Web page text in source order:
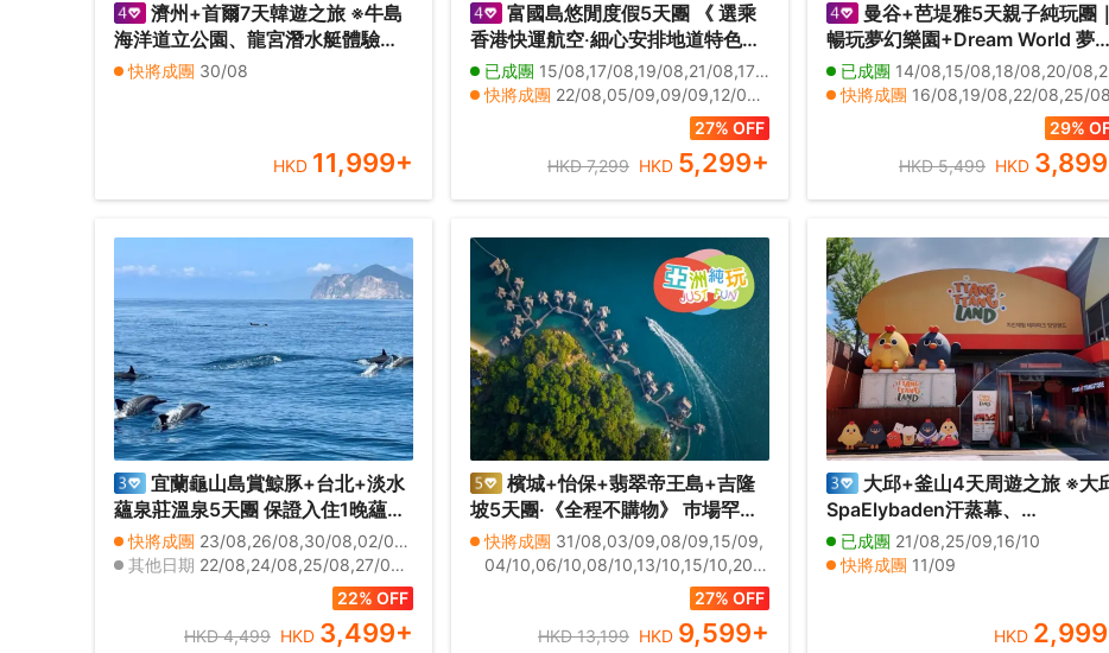
濟州+首爾7天韓遊之旅 ※牛島
海洋道立公園、龍宮潛水艇體驗、
金京淑向日葵農場、Kidzania兒童
快將成團 30/08
HKD 11,999+
富國島悠閒度假5天團 《 選乘
香港快運航空‧細心安排地道特色越
南美食 》
已成團 15/08,17/08,19/08,21/08,17/10
快將成團 22/08,05/09,09/09,12/09,16/09,19/09,23/09,26/09,07/10,10/10,14/10,21/10,24/10,28/10,31/10,06/11,13/11,20/11,27/11,11/12
27% OFF
HKD 7,299 HKD 5,299+
曼谷+芭堤雅5天親子純玩團｜
暢玩夢幻樂園+Dream World 夢幻
真雪城｜提升入住2晚芭堤雅
Centre Point Prime Pattaya
Deluxe Premier及暢玩夏威夷式
已成團 14/08,15/08,18/08,20/08,24/08
快將成團 16/08,19/08,22/08,25/08,26/08,27/08,28/08,29/08,30/08,31/08,01/09,02/09,04/09,05/09,06/09,07/09,08/09,09/09,10/09,11/09
25/10,27/10,29/10,01/11,03/11,05/11,08/11,10/11,12/11,15/11,17/11,19/11,22/11,24/11,26/11,29/11,01/12,03/12,06/12,08/12
29%
HKD 5,499 HKD 3,899
宜蘭龜山島賞鯨豚+台北+淡水
蘊泉莊溫泉5天團 保證入住1晚蘊泉
庄溫泉酒店(私人溫泉客房)、幾米廣
場、羅東夜市、羅東林業文化園
區、蘭陽博物館(外觀)、八里左岸
快將成團 23/08,26/08,30/08,02/09,07/09,09/09,15/09,16/09,20/09,23/09,30/09,04/10,18/10,20/10,26/10
其他日期 22/08,24/08,25/08,27/08,28/08,29/08,31/08,01/09,03/09,04/09,05/09,06/09,08/09,10/09,11/09,12/09,13/09,14/09,17/09,18/09
22% OFF
HKD 4,499 HKD 3,499+
檳城+怡保+翡翠帝王島+吉隆
坡5天團·《全程不購物》 巿場罕有
２晚 翡翠帝王島 Garden Villa 包
SPA 、吉隆坡五星級巿中心EQ酒店
包頂層酒吧近觀雙子塔夜景、獨家
山頂夜景餐廳享用晚餐＋新派肉骨
茶+果木煙燻甘榜雞
快將成團 31/08,03/09,08/09,15/09,
04/10,06/10,08/10,13/10,15/10,20/1
0,22/10,27/10,29/10,03/11,05/11,10/
27% OFF
HKD 13,199 HKD 9,599+
大邱+釜山4天周遊之旅 ※大
SpaElybaden汗蒸幕、
TtangTtangLand炸雞體驗 ※釜山
海月天空步道+青沙浦紅白燈塔、
已成團 21/08,25/09,16/10
快將成團 11/09
HKD 2,999